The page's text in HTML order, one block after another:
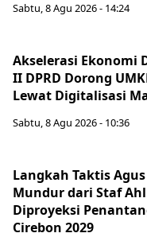
Sabtu, 8 Agu 2026 - 14:24
Akselerasi Ekonomi
II DPRD Dorong
Lewat Digitalisasi
Sabtu, 8 Agu 2026 - 10:36
Langkah Taktis
Mundur dari Staf
Diproyeksi
Cirebon 2029